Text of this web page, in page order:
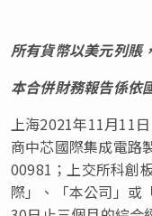
所有貨幣以美元列賬
本合併財務報告係依
上海2021年11月11
商中芯國際集成電路
00981；上交所科創
際」、「本公司」或